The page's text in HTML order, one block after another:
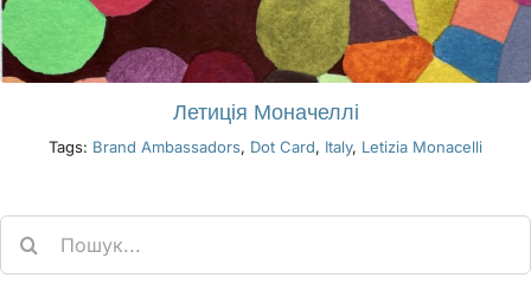
Летиція Моначеллі
Tags: Brand Ambassadors, Dot Card, Italy, Letizia Monacelli